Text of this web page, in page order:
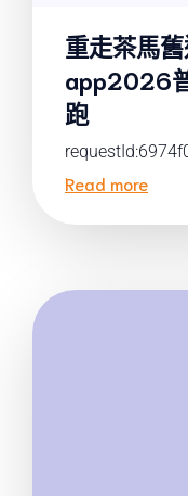
重走茶馬
app2026
跑
Read more